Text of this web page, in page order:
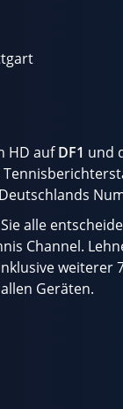
HD aufDF1 und
alle
Channel.
weiterer
Geräten.